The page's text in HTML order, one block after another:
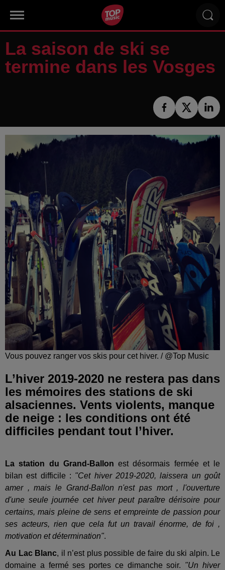
La saison de ski se
termine dans les Vosges
Vous pouvez ranger vos skis pour cet hiver. / @Top Music
L’hiver 2019-2020 ne restera pas dans
les mémoires des stations de ski
alsaciennes. Vents violents, manque
de neige : les conditions ont été
difficiles pendant tout l’hiver.
La station du Grand-Ballon est désormais fermée et le
bilan est difficile : "Cet hiver 2019-2020, laissera un goût
amer , mais le Grand-Ballon n'est pas mort , l'ouverture
d'une seule journée cet hiver peut paraître dérisoire pour
certains, mais pleine de sens et empreinte de passion pour
ses acteurs, rien que cela fut un travail énorme, de foi ,
motivation et détermination".
Au Lac Blanc, il n’est plus possible de faire du ski alpin. Le
domaine a fermé ses portes ce dimanche soir. "Un hiver